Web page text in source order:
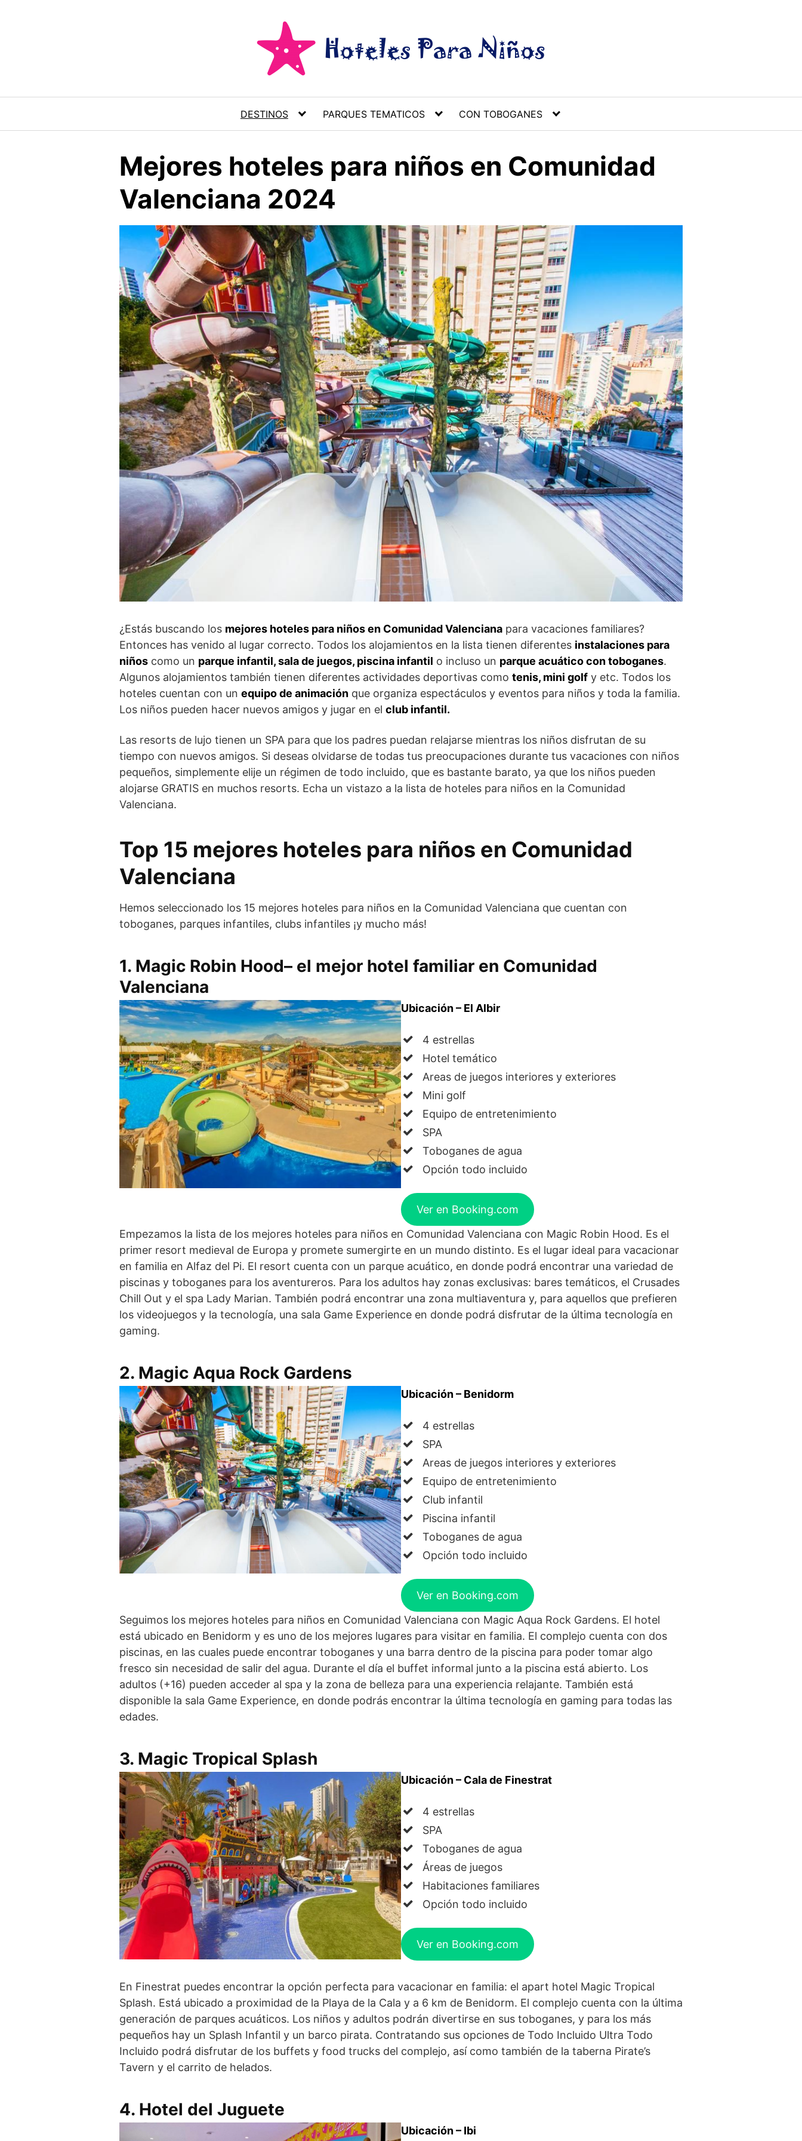
DESTINOS PARQUES TEMATICOS CON TOBOGANES
Mejores hoteles para niños en Comunidad
Valenciana 2024
¿Estás buscando los mejores hoteles para niños en Comunidad Valenciana para vacaciones familiares?
Entonces has venido al lugar correcto. Todos los alojamientos en la lista tienen diferentes instalaciones para
niños como un parque infantil, sala de juegos, piscina infantil o incluso un parque acuático con toboganes.
Algunos alojamientos también tienen diferentes actividades deportivas como tenis, mini golf y etc. Todos los
hoteles cuentan con un equipo de animación que organiza espectáculos y eventos para niños y toda la familia.
Los niños pueden hacer nuevos amigos y jugar en el club infantil.
Las resorts de lujo tienen un SPA para que los padres puedan relajarse mientras los niños disfrutan de su
tiempo con nuevos amigos. Si deseas olvidarse de todas tus preocupaciones durante tus vacaciones con niños
pequeños, simplemente elije un régimen de todo incluido, que es bastante barato, ya que los niños pueden
alojarse GRATIS en muchos resorts. Echa un vistazo a la lista de hoteles para niños en la Comunidad
Valenciana.
Top 15 mejores hoteles para niños en Comunidad
Valenciana
Hemos seleccionado los 15 mejores hoteles para niños en la Comunidad Valenciana que cuentan con
toboganes, parques infantiles, clubs infantiles ¡y mucho más!
1. Magic Robin Hood– el mejor hotel familiar en Comunidad
Valenciana
Ubicación – El Albir
4 estrellas
Hotel temático
Areas de juegos interiores y exteriores
Mini golf
Equipo de entretenimiento
SPA
Toboganes de agua
Opción todo incluido
Ver en Booking.com
Empezamos la lista de los mejores hoteles para niños en Comunidad Valenciana con Magic Robin Hood. Es el
primer resort medieval de Europa y promete sumergirte en un mundo distinto. Es el lugar ideal para vacacionar
en familia en Alfaz del Pi. El resort cuenta con un parque acuático, en donde podrá encontrar una variedad de
piscinas y toboganes para los aventureros. Para los adultos hay zonas exclusivas: bares temáticos, el Crusades
Chill Out y el spa Lady Marian. También podrá encontrar una zona multiaventura y, para aquellos que prefieren
los videojuegos y la tecnología, una sala Game Experience en donde podrá disfrutar de la última tecnología en
gaming.
2. Magic Aqua Rock Gardens
Ubicación – Benidorm
4 estrellas
SPA
Areas de juegos interiores y exteriores
Equipo de entretenimiento
Club infantil
Piscina infantil
Toboganes de agua
Opción todo incluido
Ver en Booking.com
Seguimos los mejores hoteles para niños en Comunidad Valenciana con Magic Aqua Rock Gardens. El hotel
está ubicado en Benidorm y es uno de los mejores lugares para visitar en familia. El complejo cuenta con dos
piscinas, en las cuales puede encontrar toboganes y una barra dentro de la piscina para poder tomar algo
fresco sin necesidad de salir del agua. Durante el día el buffet informal junto a la piscina está abierto. Los
adultos (+16) pueden acceder al spa y la zona de belleza para una experiencia relajante. También está
disponible la sala Game Experience, en donde podrás encontrar la última tecnología en gaming para todas las
edades.
3. Magic Tropical Splash
Ubicación – Cala de Finestrat
4 estrellas
SPA
Toboganes de agua
Áreas de juegos
Habitaciones familiares
Opción todo incluido
Ver en Booking.com
En Finestrat puedes encontrar la opción perfecta para vacacionar en familia: el apart hotel Magic Tropical
Splash. Está ubicado a proximidad de la Playa de la Cala y a 6 km de Benidorm. El complejo cuenta con la última
generación de parques acuáticos. Los niños y adultos podrán divertirse en sus toboganes, y para los más
pequeños hay un Splash Infantil y un barco pirata. Contratando sus opciones de Todo Incluido Ultra Todo
Incluido podrá disfrutar de los buffets y food trucks del complejo, así como también de la taberna Pirate’s
Tavern y el carrito de helados.
4. Hotel del Juguete
Ubicación – Ibi